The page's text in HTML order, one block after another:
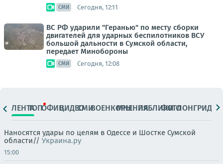
СМИ Сегодня, 12:11
ВС РФ ударили "Геранью" по месту сборки
двигателей для ударных беспилотников ВСУ
большой дальности в Сумской области,
передает Минобороны
СМИ Сегодня, 12:08
ЛЕНТАТОПОФИЦ.ВИДЕОСМИВОЕНКОРЫМНЕНИЯПАБЛИКИ
ФОТОЛОНГРИДЫ
Наносятся удары по целям в Одессе и Шостке Сумской
области// Украина.ру
15:00